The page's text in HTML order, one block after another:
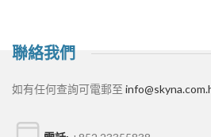
聯絡我們
如有任何查詢可電郵至